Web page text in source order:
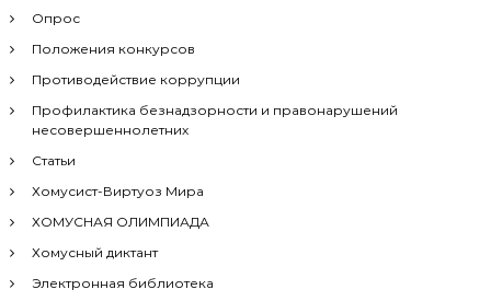
Опрос
Положения конкурсов
Противодействие коррупции
Профилактика безнадзорности и правонарушений
несовершеннолетних
Статьи
Хомусист-Виртуоз Мира
ХОМУСНАЯ ОЛИМПИАДА
Хомусный диктант
Электронная библиотека